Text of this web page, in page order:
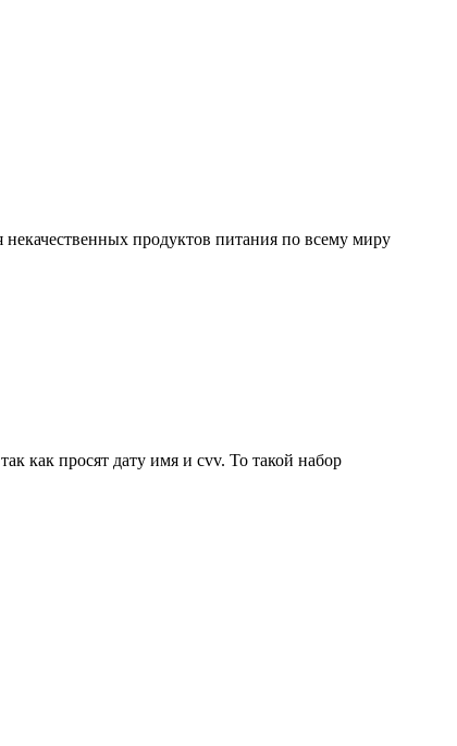
продуктов питания по всему миру
как просят дату имя и cvv. То такой набор